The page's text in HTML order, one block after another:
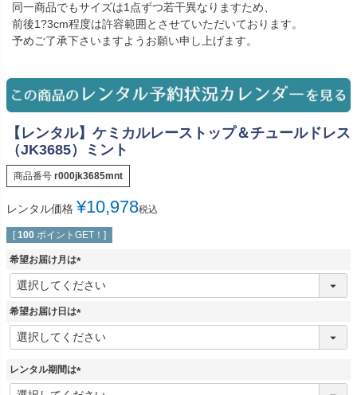
同一商品でもサイズは1点ずつ若干異なりますため、
前後1?3cm程度は許容範囲とさせていただいております。
予めご了承下さいますようお願い申し上げます。
【レンタル】ケミカルレーストップ＆チュールドレス
（JK3685）ミント
商品番号 r000jk3685mnt
レンタル価格 ¥10,978税込
[ 100 ポイントGET！]
希望お届け月は
(
必
希望お届け日は
(
必
)
レンタル期間は
(